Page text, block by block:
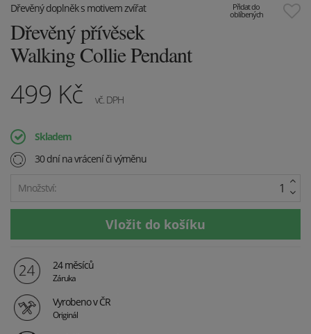
Přidat do
oblíbených
Dřevěný doplněk s motivem zvířat
Dřevěný přívěsek
Walking Collie Pendant
499 Kč vč. DPH
Skladem
30 dní na vrácení či výměnu
Množství:
24 měsíců
Záruka
Vyrobeno v ČR
Originál